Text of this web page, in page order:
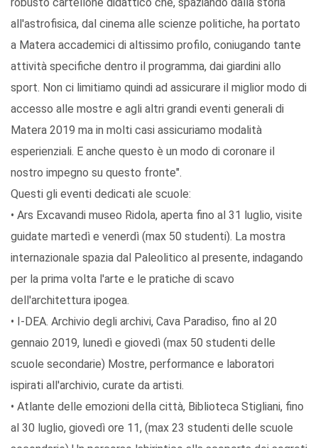
robusto cartellone didattico che, spaziando dalla storia
all'astrofisica, dal cinema alle scienze politiche, ha portato
a Matera accademici di altissimo profilo, coniugando tante
attività specifiche dentro il programma, dai giardini allo
sport. Non ci limitiamo quindi ad assicurare il miglior modo di
accesso alle mostre e agli altri grandi eventi generali di
Matera 2019 ma in molti casi assicuriamo modalità
esperienziali. E anche questo è un modo di coronare il
nostro impegno su questo fronte".
Questi gli eventi dedicati ale scuole:
• Ars Excavandi museo Ridola, aperta fino al 31 luglio, visite
guidate martedì e venerdì (max 50 studenti). La mostra
internazionale spazia dal Paleolitico al presente, indagando
per la prima volta l'arte e le pratiche di scavo
dell'architettura ipogea.
• I-DEA. Archivio degli archivi, Cava Paradiso, fino al 20
gennaio 2019, lunedì e giovedì (max 50 studenti delle
scuole secondarie) Mostre, performance e laboratori
ispirati all'archivio, curate da artisti.
• Atlante delle emozioni della città, Biblioteca Stigliani, fino
al 30 luglio, giovedì ore 11, (max 23 studenti delle scuole